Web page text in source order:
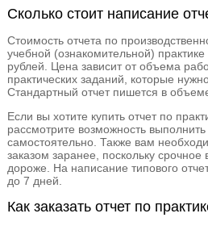
Сколько стоит написание
Стоимость отчета по
учебной (ознакомительной)
рублей. Цена зависит от объема
практических заданий, которые
Стандартный отчет пишется в
Если вы хотите купить отчет по
рассмотрите возможность выполнить
самостоятельно. Также вам
заказом заранее, поскольку срочное
дороже. На написание типового
до 7 дней.
Как заказать отчет по